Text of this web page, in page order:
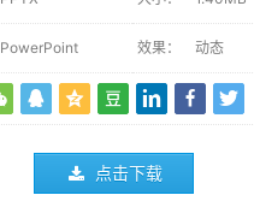
PowerPoint 效果： 动态
点击下载